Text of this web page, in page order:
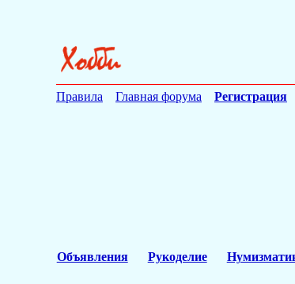
Правила Главная форума Регистрация
Объявления Рукоделие